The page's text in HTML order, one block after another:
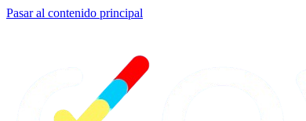
Pasar al contenido principal